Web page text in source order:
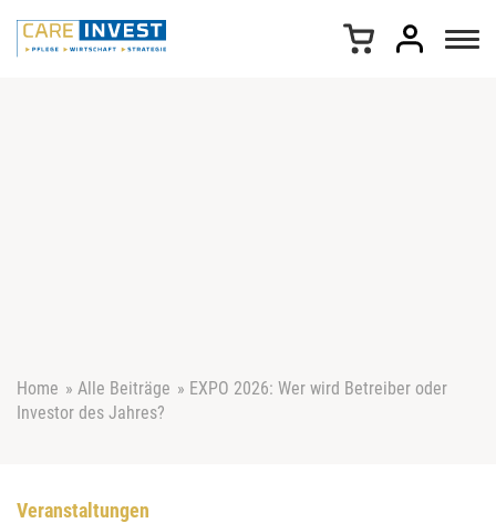
Home » Alle Beiträge » EXPO 2026: Wer wird Betreiber oder
Investor des Jahres?
Veranstaltungen